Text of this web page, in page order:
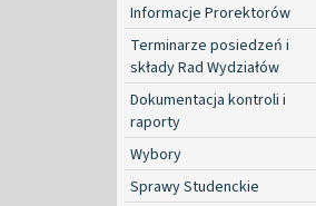
Informacje Prorektorów
Terminarze posiedzeń i
składy Rad Wydziałów
Dokumentacja kontroli i
raporty
Wybory
Sprawy Studenckie